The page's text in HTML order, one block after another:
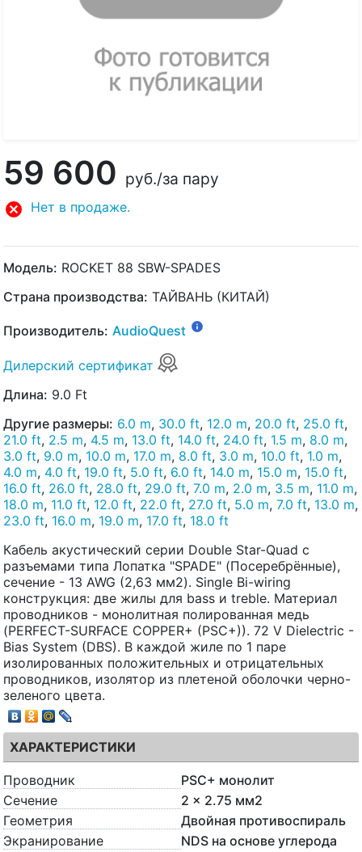
59 600 руб./за пару
Нет в продаже.
Модель: ROCKET 88 SBW-SPADES
Страна производства: ТАЙВАНЬ (КИТАЙ)
Производитель: AudioQuest
Дилерский сертификат
Длина: 9.0 Ft
Другие размеры: 6.0 m, 30.0 ft, 12.0 m, 20.0 ft, 25.0 ft,
21.0 ft, 2.5 m, 4.5 m, 13.0 ft, 14.0 ft, 24.0 ft, 1.5 m, 8.0 m,
3.0 ft, 9.0 m, 10.0 m, 17.0 m, 8.0 ft, 3.0 m, 10.0 ft, 1.0 m,
4.0 m, 4.0 ft, 19.0 ft, 5.0 ft, 6.0 ft, 14.0 m, 15.0 m, 15.0 ft,
16.0 ft, 26.0 ft, 28.0 ft, 29.0 ft, 7.0 m, 2.0 m, 3.5 m, 11.0 m,
18.0 m, 11.0 ft, 12.0 ft, 22.0 ft, 27.0 ft, 5.0 m, 7.0 ft, 13.0 m,
23.0 ft, 16.0 m, 19.0 m, 17.0 ft, 18.0 ft
Кабель акустический серии Double Star-Quad с
разъемами типа Лопатка "SPADE" (Посеребрённые),
сечение - 13 AWG (2,63 мм2). Single Bi-wiring
конструкция: две жилы для bass и treble. Материал
проводников - монолитная полированная медь
(PERFECT-SURFACE COPPER+ (PSC+)). 72 V Dielectric -
Bias System (DBS). В каждой жиле по 1 паре
изолированных положительных и отрицательных
проводников, изолятор из плетеной оболочки черно-
зеленого цвета.
ХАРАКТЕРИСТИКИ
Проводник
PSC+ монолит
Сечение
2 x 2.75 мм2
Геометрия
Двойная противоспираль
Экранирование
NDS на основе углерода